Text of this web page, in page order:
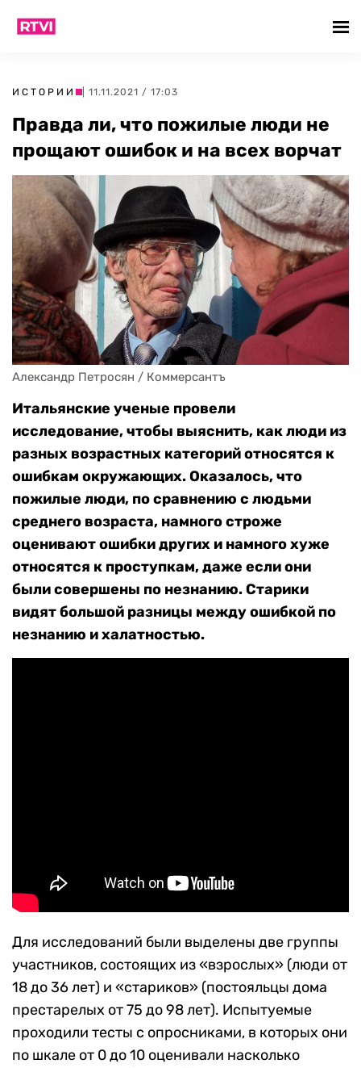
ИСТОРИИ | 11.11.2021 / 17:03
Правда ли, что пожилые люди не
прощают ошибок и на всех ворчат
Александр Петросян / Коммерсантъ
Итальянские ученые провели
исследование, чтобы выяснить, как люди из
разных возрастных категорий относятся к
ошибкам окружающих. Оказалось, что
пожилые люди, по сравнению с людьми
среднего возраста, намного строже
оценивают ошибки других и намного хуже
относятся к проступкам, даже если они
были совершены по незнанию. Старики
видят большой разницы между ошибкой по
незнанию и халатностью.
Для исследований были выделены две группы
участников, состоящих из «взрослых» (люди от
18 до 36 лет) и «стариков» (постояльцы дома
престарелых от 75 до 98 лет). Испытуемые
проходили тесты с опросниками, в которых они
по шкале от 0 до 10 оценивали насколько